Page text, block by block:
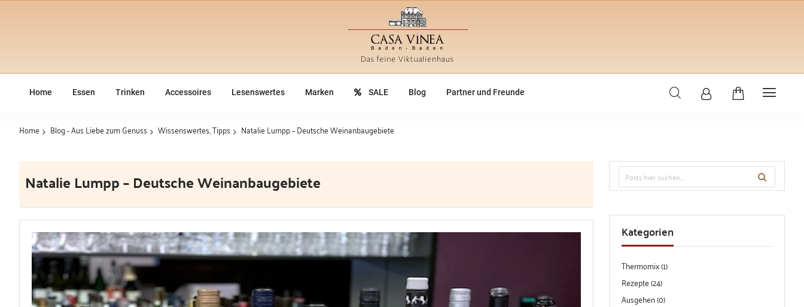
Home Essen Trinken Accessoires Lesenswertes Marken SALE Blog Partner und Freunde
Home Blog - Aus Liebe zum Genuss Wissenswertes, Tipps Natalie Lumpp – Deutsche Weinanbaugebiete
Natalie Lumpp – Deutsche Weinanbaugebiete
Kategorien
Thermomix (1)
Rezepte (24)
Ausgehen (0)